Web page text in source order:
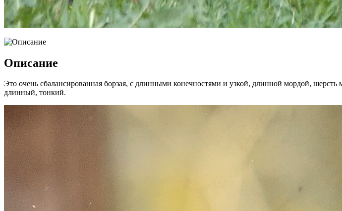
Описание
Это очень сбалансированная борзая, с длинными конечностями и узкой, длинной мордой,
длинный, тонкий.